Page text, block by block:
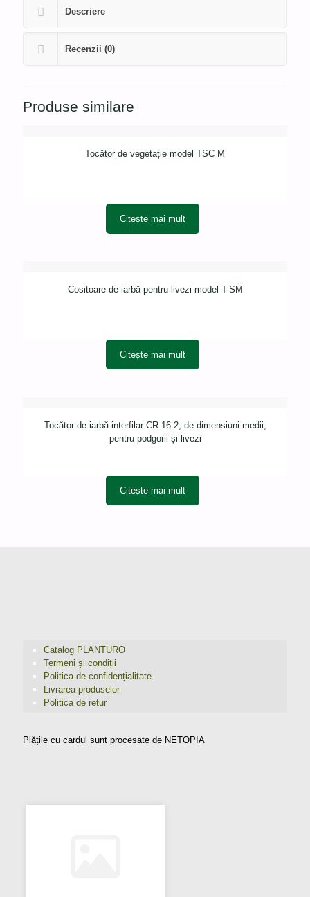
Descriere
Recenzii (0)
Produse similare
Tocător de vegetație model TSC M
Citește mai mult
Cositoare de iarbă pentru livezi model T-SM
Citește mai mult
Tocător de iarbă interfilar CR 16.2, de dimensiuni medii,
pentru podgorii și livezi
Citește mai mult
Catalog PLANTURO
Termeni și condiții
Politica de confidențialitate
Livrarea produselor
Politica de retur
Plățile cu cardul sunt procesate de NETOPIA